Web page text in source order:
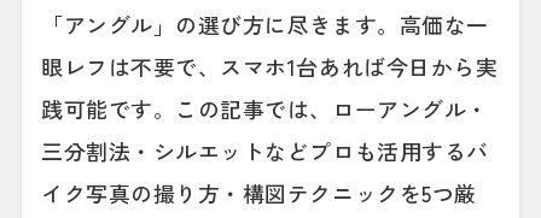
「アングル」の選び方に尽きます。高価な一
眼レフは不要で、スマホ1台あれば今日から実
践可能です。この記事では、ローアングル・
三分割法・シルエットなどプロも活用するバ
イク写真の撮り方・構図テクニックを5つ厳